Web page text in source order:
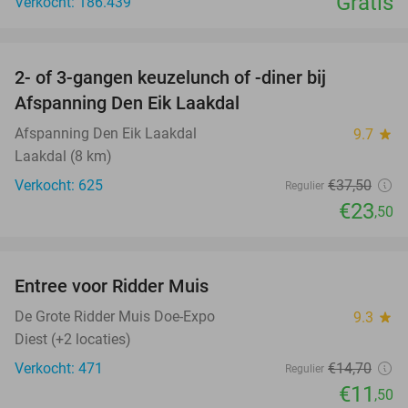
2- of 3-gangen keuzelunch of -diner bij
Afspanning Den Eik Laakdal
Afspanning Den Eik Laakdal 9.7 star
Laakdal (8 km)
Verkocht: 625
Regulier €37,50
€23,50
Entree voor Ridder Muis
De Grote Ridder Muis Doe-Expo 9.3 star
Diest (+2 locaties)
Verkocht: 471
Regulier €14,70
€11 ,50